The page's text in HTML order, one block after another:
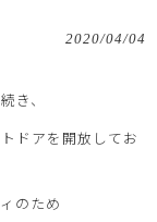
2020/04/04
き、
ドアを開放してお
のため